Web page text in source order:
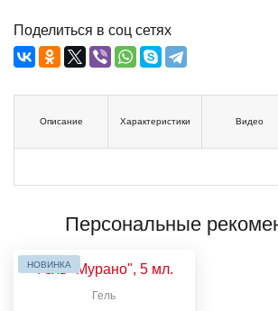
Поделиться в соц сетях
Описание Характеристики Видео
Персональные
НОВИНКА
Гель